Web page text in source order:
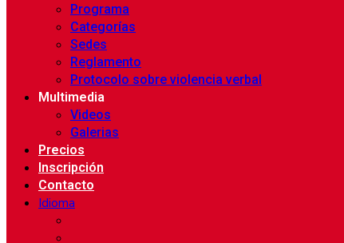
Programa
Categorías
Sedes
Reglamento
Protocolo sobre violencia verbal
Multimedia
Videos
Galerias
Precios
Inscripción
Contacto
Idioma